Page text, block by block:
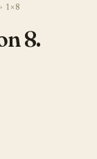
› 1×8
8.